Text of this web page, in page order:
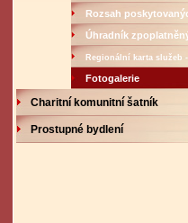
Rozsah
Úhradník
Regionální karta služeb
Fotogalerie
Charitní komunitní šatník
Prostupné bydlení